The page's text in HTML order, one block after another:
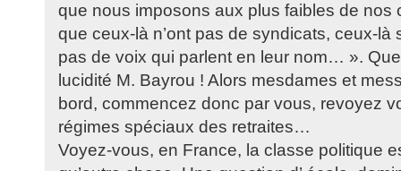
que nous imposons aux plus faibles de nos
que ceux-là n’ont pas de syndicats, ceux-là
pas de voix qui parlent en leur nom… ».
lucidité M. Bayrou ! Alors mesdames et
bord, commencez donc par vous, revoyez
régimes spéciaux des retraites…
Voyez-vous, en France, la classe politique